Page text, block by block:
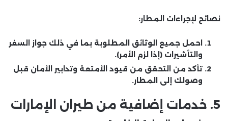
نصائح لإجراءات المطار:
احمل جميع الوثائق المطلوبة بما في ذلك جواز السفر
والتأشيرات (إذا لزم الأمر).
تأكد من التحقق من قيود الأمتعة وتدابير الأمان قبل
وصولك إلى المطار.
5. خدمات إضافية من طيران الإمارات